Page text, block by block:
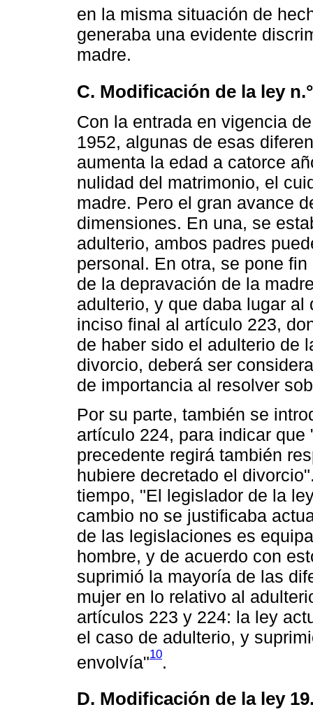
en la misma situación de
generaba una evidente
madre.
C. Modificación de la ley
Con la entrada en vigencia
1952, algunas de esas
aumenta la edad a catorce
nulidad del matrimonio, el
madre. Pero el gran avance
dimensiones. En una, se
adulterio, ambos padres
personal. En otra, se pone
de la depravación de la
adulterio, y que daba lugar
inciso final al artículo 223,
de haber sido el adulterio de
divorcio, deberá ser
de importancia al resolver
Por su parte, también se
artículo 224, para indicar
precedente regirá también
hubiere decretado el
tiempo, "El legislador de la
cambio no se justificaba
de las legislaciones es
hombre, y de acuerdo con
suprimió la mayoría de las
mujer en lo relativo al
artículos 223 y 224: la ley
el caso de adulterio, y
envolvía"10.
D. Modificación de la ley